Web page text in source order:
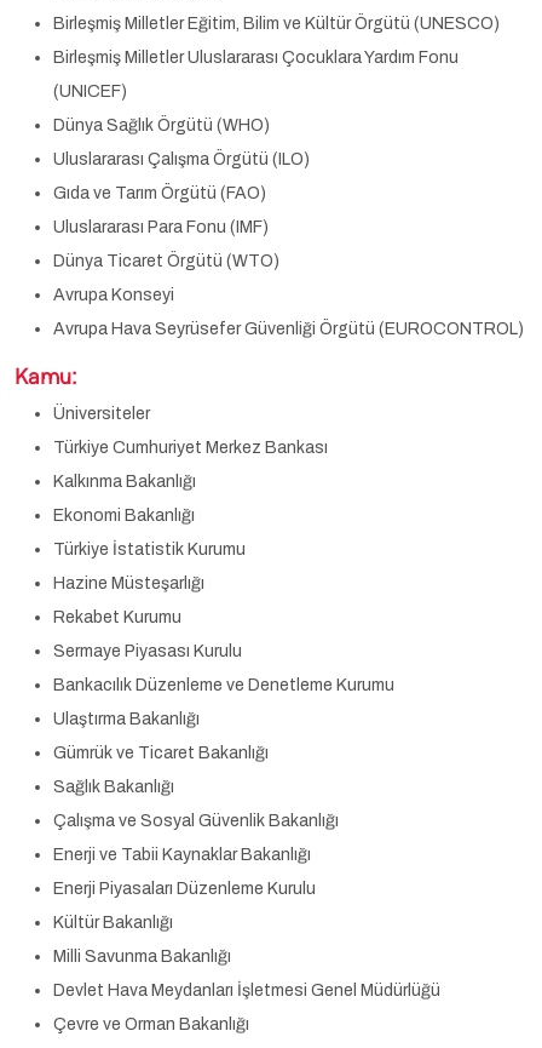
Birleşmiş Milletler Eğitim, Bilim ve Kültür Örgütü (UNESCO)
Birleşmiş Milletler Uluslararası Çocuklara Yardım Fonu
(UNICEF)
Dünya Sağlık Örgütü (WHO)
Uluslararası Çalışma Örgütü (ILO)
Gıda ve Tarım Örgütü (FAO)
Uluslararası Para Fonu (IMF)
Dünya Ticaret Örgütü (WTO)
Avrupa Konseyi
Avrupa Hava Seyrüsefer Güvenliği Örgütü (EUROCONTROL)
Kamu:
Üniversiteler
Türkiye Cumhuriyet Merkez Bankası
Kalkınma Bakanlığı
Ekonomi Bakanlığı
Türkiye İstatistik Kurumu
Hazine Müsteşarlığı
Rekabet Kurumu
Sermaye Piyasası Kurulu
Bankacılık Düzenleme ve Denetleme Kurumu
Ulaştırma Bakanlığı
Gümrük ve Ticaret Bakanlığı
Sağlık Bakanlığı
Çalışma ve Sosyal Güvenlik Bakanlığı
Enerji ve Tabii Kaynaklar Bakanlığı
Enerji Piyasaları Düzenleme Kurulu
Kültür Bakanlığı
Milli Savunma Bakanlığı
Devlet Hava Meydanları İşletmesi Genel Müdürlüğü
Çevre ve Orman Bakanlığı